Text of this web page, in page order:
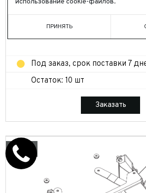
REBEL 2019+ (БЕНЗИН)
Под заказ, срок поставки 7
Остаток: 10 шт
Заказать
использование cookie-файлов.
ПРИНЯТЬ